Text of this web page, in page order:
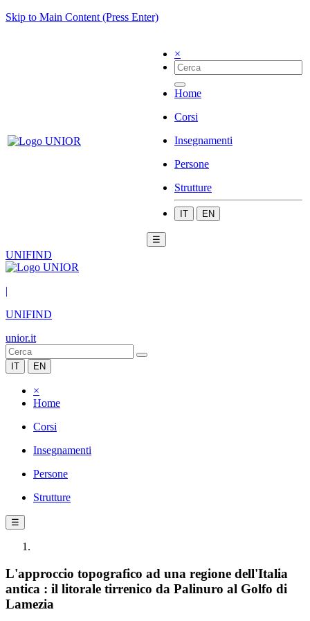
Skip to Main Content (Press Enter)
×
Home
Corsi
Insegnamenti
Persone
Strutture
IT EN
☰
UNIFIND
|
UNIFIND
unior.it
IT EN
×
Home
Corsi
Insegnamenti
Persone
Strutture
☰
L'approccio topografico ad una regione dell'Italia
antica : il litorale tirrenico da Palinuro al Golfo di
Lamezia